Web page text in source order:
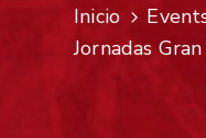
Inicio
Jornadas